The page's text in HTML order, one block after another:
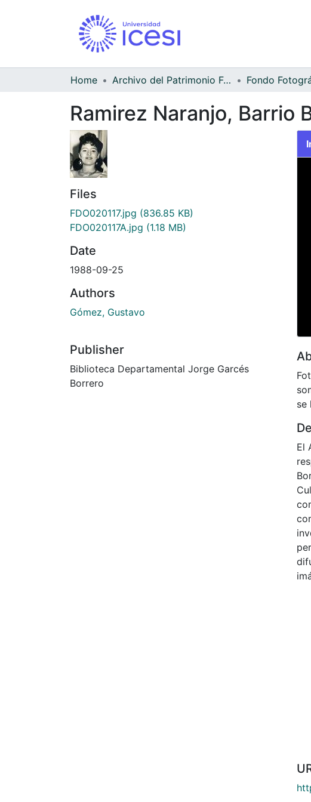
Home Archivo del Patrimonio Fotográfico y Fílmico del Valle del Cauca
Ramirez Naranjo, Barrio
Files
FDO020117.jpg (836.85 KB)
FDO020117A.jpg (1.18 MB)
Date
1988-09-25
Authors
Gómez, Gustavo
Publisher
Biblioteca Departamental Jorge Garcés
Borrero
se
El